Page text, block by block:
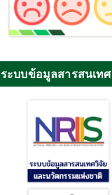
ระบบข้อมูลสารสนเทศ